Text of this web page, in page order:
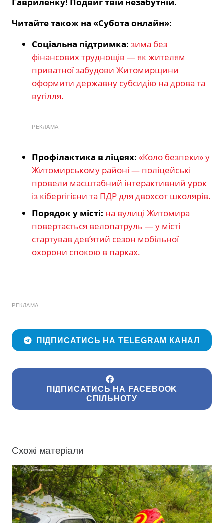
Читайте також на «Субота онлайн»:
Соціальна підтримка: зима без
фінансових труднощів — як жителям
приватної забудови Житомирщини
оформити державну субсидію на дрова та
вугілля.
РЕКЛАМА
Профілактика в ліцеях: «Коло безпеки» у
Житомирському районі — поліцейські
провели масштабний інтерактивний урок
із кібергігієни та ПДР для двохсот школярів.
Порядок у місті: на вулиці Житомира
повертається велопатруль — у місті
стартував дев’ятий сезон мобільної
охорони спокою в парках.
РЕКЛАМА
ПІДПИСАТИСЬ НА TELEGRAM КАНАЛ
ПІДПИСАТИСЬ НА FACEBOOK
СПІЛЬНОТУ
Схожі матеріали